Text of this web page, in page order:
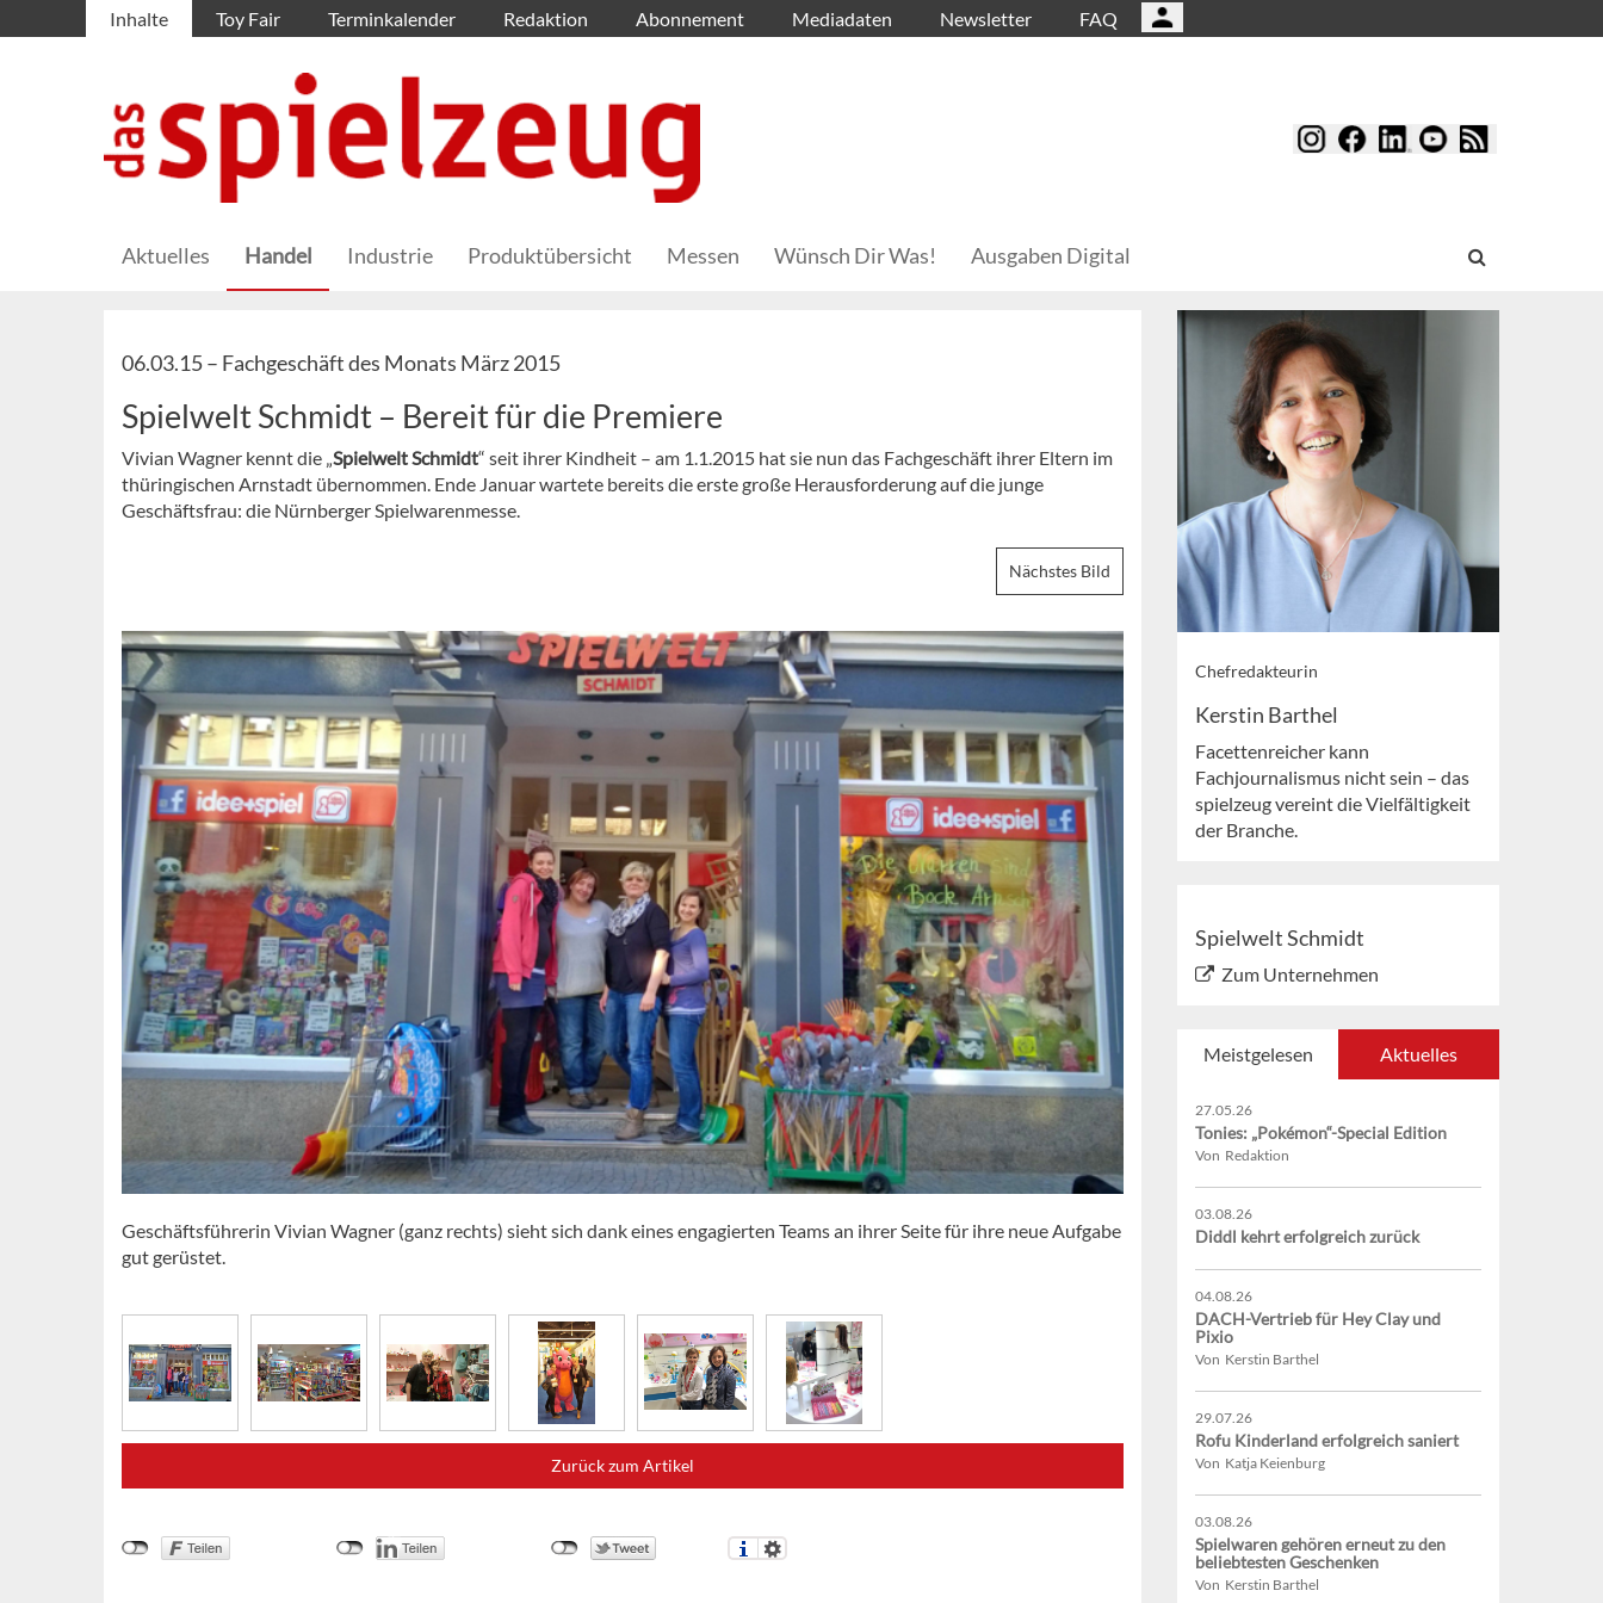
Inhalte Toy Fair Terminkalender Redaktion Abonnement Mediadaten Newsletter FAQ
Aktuelles Handel Industrie Produktübersicht Messen Wünsch Dir Was! Ausgaben Digital
06.03.15 – Fachgeschäft des Monats März 2015
Spielwelt Schmidt – Bereit für die Premiere
Vivian Wagner kennt die „Spielwelt Schmidt“ seit ihrer Kindheit – am 1.1.2015 hat sie nun das Fachgeschäft ihrer Eltern im
thüringischen Arnstadt übernommen. Ende Januar wartete bereits die erste große Herausforderung auf die junge
Geschäftsfrau: die Nürnberger Spielwarenmesse.
Nächstes Bild
Geschäftsführerin Vivian Wagner (ganz rechts) sieht sich dank eines engagierten Teams an ihrer Seite für ihre neue Aufgabe
gut gerüstet.
Zurück zum Artikel
Chefredakteurin
Kerstin Barthel
Facettenreicher kann
Fachjournalismus nicht sein – das
spielzeug vereint die Vielfältigkeit
der Branche.
Spielwelt Schmidt
Zum Unternehmen
Meistgelesen Aktuelles
27.05.26
Tonies: „Pokémon“-Special Edition
Von Redaktion
03.08.26
Diddl kehrt erfolgreich zurück
04.08.26
DACH-Vertrieb für Hey Clay und
Pixio
Von Kerstin Barthel
29.07.26
Rofu Kinderland erfolgreich saniert
Von Katja Keienburg
03.08.26
Spielwaren gehören erneut zu den
beliebtesten Geschenken
Von Kerstin Barthel